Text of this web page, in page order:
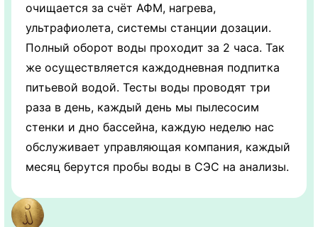
очищается за счёт АФМ, нагрева,
ультрафиолета, системы станции дозации.
Полный оборот воды проходит за 2 часа. Так
же осуществляется каждодневная подпитка
питьевой водой. Тесты воды проводят три
раза в день, каждый день мы пылесосим
стенки и дно бассейна, каждую неделю нас
обслуживает управляющая компания, каждый
месяц берутся пробы воды в СЭС на анализы.